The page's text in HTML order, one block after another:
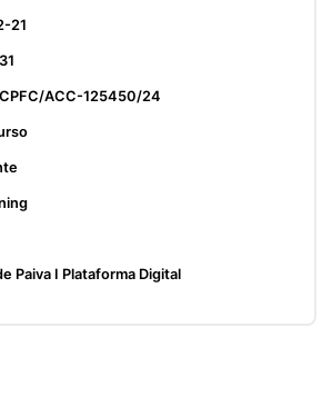
21
ACC-125450/24
Paiva I Plataforma Digital